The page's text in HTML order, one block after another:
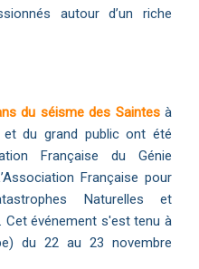
autour d’un riche
du séisme des Saintesà
du grand public ont été
Française du Génie
Française pour
Naturelles et
Cet événement s'est tenu à
du 22 au 23 novembre